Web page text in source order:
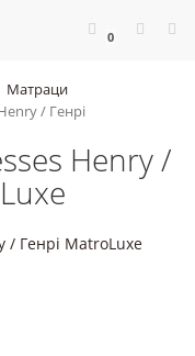
0
Матраци
/ Генрі
Henry /